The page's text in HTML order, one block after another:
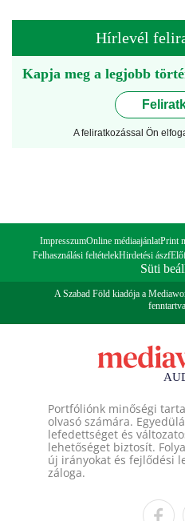
Hírlevél
Kapja meg a legjobb
A feliratkozással Ön
ImpresszumOnline médiaajánlatPrint
Felhasználási feltételekHirdetési ászf
Süti
A Szabad Föld kiadója a
Portfóliónk minőségi
olvasó számára.
lefedettséget és
lehetőséget biztosít.
új irányokat és fejlődési
záloga.